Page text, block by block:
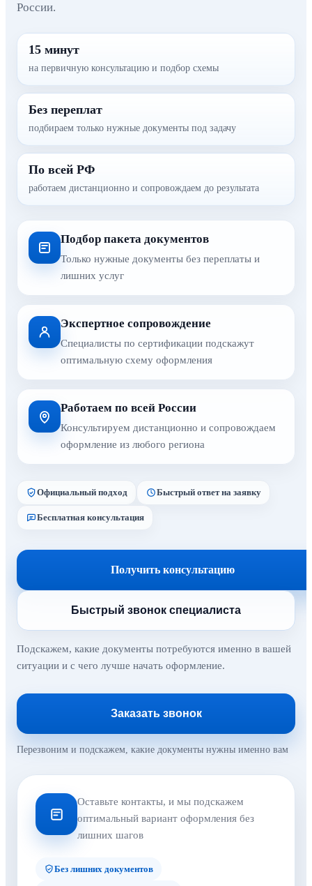
России.
15 минут
на первичную консультацию и подбор схемы
Без переплат
подбираем только нужные документы под задачу
По всей РФ
работаем дистанционно и сопровождаем до результата
Подбор пакета документов
Только нужные документы без переплаты и
лишних услуг
Экспертное сопровождение
Специалисты по сертификации подскажут
оптимальную схему оформления
Работаем по всей России
Консультируем дистанционно и сопровождаем
оформление из любого региона
Официальный подход Быстрый ответ на заявку
Бесплатная консультация
Получить консультацию
Быстрый звонок специалиста
Подскажем, какие документы потребуются именно в вашей
ситуации и с чего лучше начать оформление.
Заказать звонок
Перезвоним и подскажем, какие документы нужны именно вам
Оставьте контакты, и мы подскажем
оптимальный вариант оформления без
лишних шагов
Без лишних документов